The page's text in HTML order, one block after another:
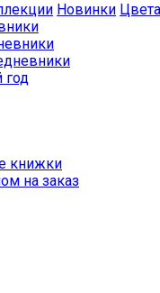
Новинки Цвета
год
книжки
на заказ